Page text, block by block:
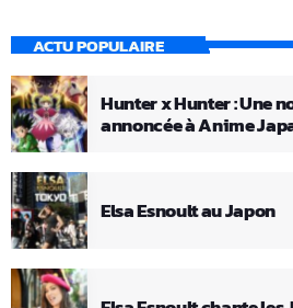
ACTU POPULAIRE
Hunter x Hunter : Une
annoncée à Anime
Elsa Esnoult au Japon